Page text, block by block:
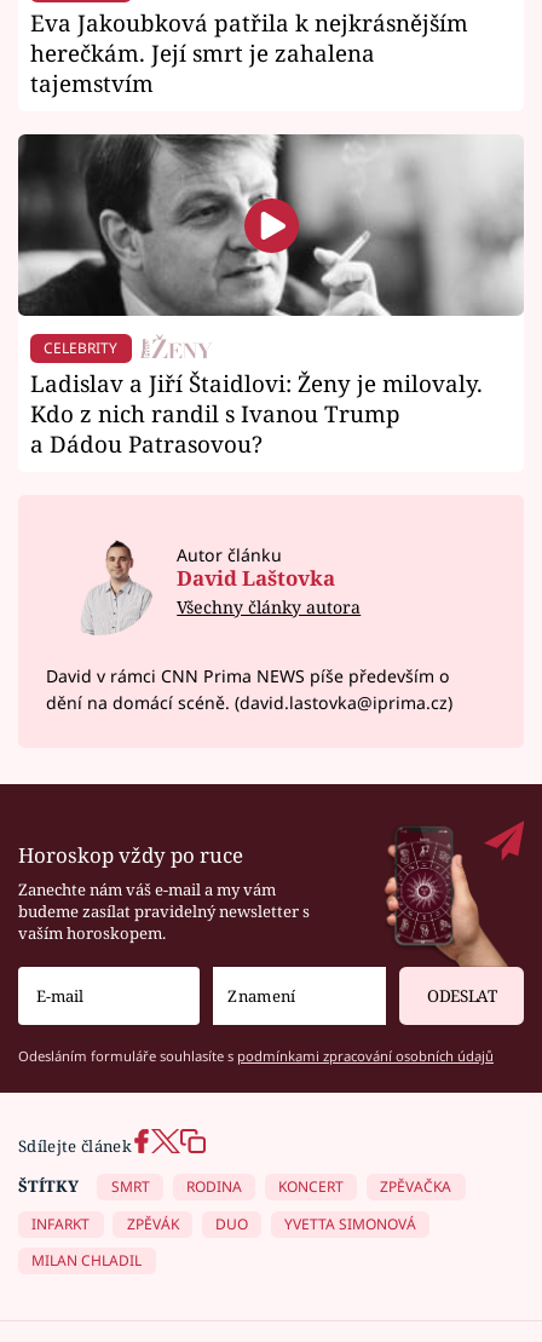
Eva Jakoubková patřila k nejkrásnějším
herečkám. Její smrt je zahalena
tajemstvím
CELEBRITY
Ladislav a Jiří Štaidlovi: Ženy je milovaly.
Kdo z nich randil s Ivanou Trump
a Dádou Patrasovou?
Autor článku
David Laštovka
Všechny články autora
David v rámci CNN Prima NEWS píše především o
dění na domácí scéně. (david.lastovka@iprima.cz)
Horoskop vždy po ruce
Zanechte nám váš e-mail a my vám
budeme zasílat pravidelný newsletter s
vaším horoskopem.
ODESLAT
Odesláním formuláře souhlasíte s podmínkami zpracování osobních údajů
Sdílejte článek
ŠTÍTKY
SMRT RODINA KONCERT
ZPĚVAČKA
INFARKT
ZPĚVÁK DUO
YVETTA SIMONOVÁ
MILAN CHLADIL